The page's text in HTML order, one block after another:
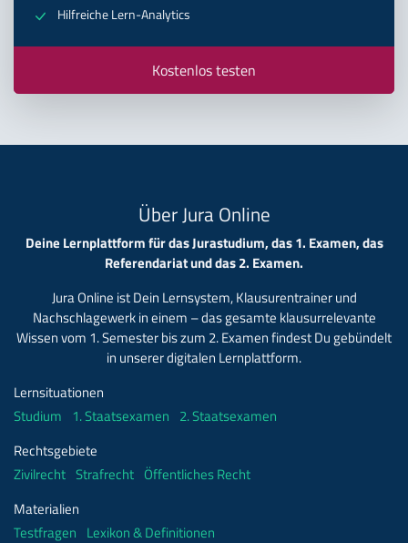
Hilfreiche Lern-Analytics
Kostenlos testen
Über Jura Online
Deine Lernplattform für das Jurastudium, das 1. Examen, das
Referendariat und das 2. Examen.
Jura Online ist Dein Lernsystem, Klausurentrainer und
Nachschlagewerk in einem – das gesamte klausurrelevante
Wissen vom 1. Semester bis zum 2. Examen findest Du gebündelt
in unserer digitalen Lernplattform.
Lernsituationen
Studium 1. Staatsexamen 2. Staatsexamen
Rechtsgebiete
Zivilrecht Strafrecht Öffentliches Recht
Materialien
Testfragen Lexikon & Definitionen